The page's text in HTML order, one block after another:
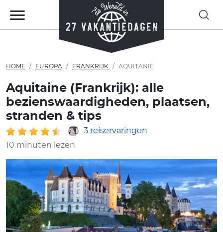
HOME EUROPA FRANKRIJK AQUITANIË
Aquitaine (Frankrijk): alle
bezienswaardigheden, plaatsen,
stranden & tips
3 reiservaringen
10 minuten lezen